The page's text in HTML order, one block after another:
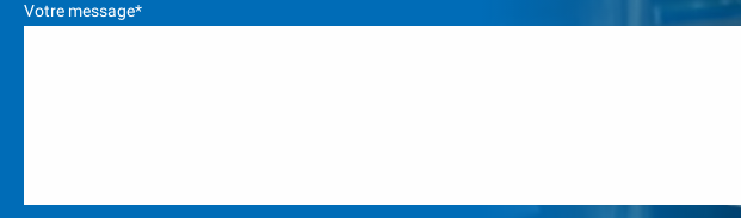
Votre message*